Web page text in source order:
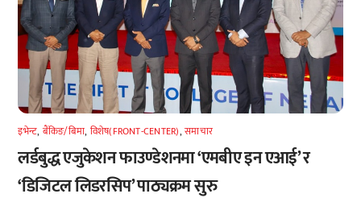
इभेन्ट, बैंकिङ/बिमा, विशेष(FRONT-CENTER),समाचार
लर्डबुद्ध एजुकेशन फाउण्डेशनमा ‘एमबीए इन एआई’ र
‘डिजिटल लिडरसिप’ पाठ्यक्रम सुरु